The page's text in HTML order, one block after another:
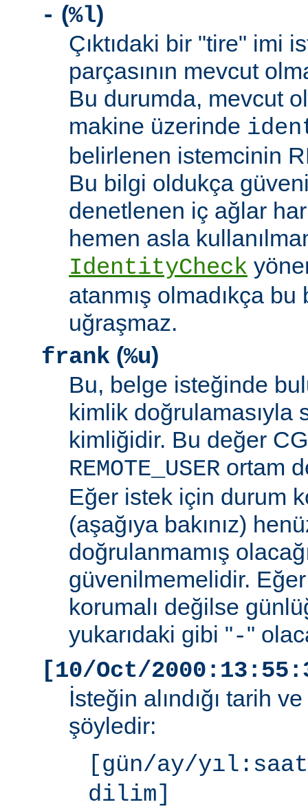
- (%l)
Çıktıdaki bir "tire" imi
parçasının mevcut
Bu durumda, mevcut
makine üzerinde
belirlenen istemcinin
Bu bilgi oldukça
denetlenen iç ağlar
hemen asla
IdentityCheck
atanmış olmadıkça
uğraşmaz.
frank (%u)
Bu, belge isteğinde
kimlik doğrulamasıyla
kimliğidir. Bu değer
REMOTE_USER ortam
Eğer istek için durum
(aşağıya bakınız)
doğrulanmamış
güvenilmemelidir.
korumalı değilse
yukarıdaki gibi "-"
[10/Oct/
İsteğin alındığı tarih
şöyledir:
[gün/ay/
dilim]